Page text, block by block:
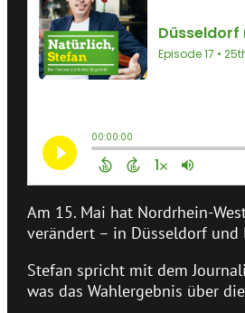
Am 15. Mai hat Nordrhein-
verändert – in Düsseldorf und
Stefan spricht mit dem
was das Wahlergebnis über